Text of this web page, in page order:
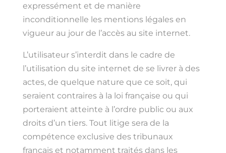
expressément et de manière
inconditionnelle les mentions légales en
vigueur au jour de l’accès au site internet.
L’utilisateur s’interdit dans le cadre de
l’utilisation du site internet de se livrer à des
actes, de quelque nature que ce soit, qui
seraient contraires à la loi française ou qui
porteraient atteinte à l’ordre public ou aux
droits d’un tiers. Tout litige sera de la
compétence exclusive des tribunaux
français et notamment traités dans les